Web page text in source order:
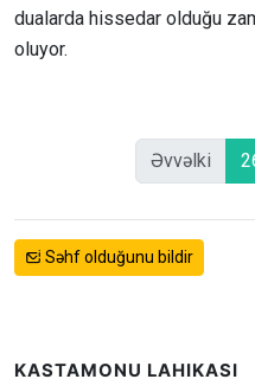
dualarda hissedar olduğu
oluyor.
Əvvəlki
Səhf olduğunu bildir
KASTAMONU LAHIKASI